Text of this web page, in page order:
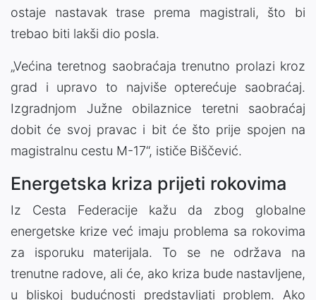
ostaje nastavak trase prema magistrali, što bi
trebao biti lakši dio posla.
„Većina teretnog saobraćaja trenutno prolazi kroz
grad i upravo to najviše opterećuje saobraćaj.
Izgradnjom Južne obilaznice teretni saobraćaj
dobit će svoj pravac i bit će što prije spojen na
magistralnu cestu M-17“, ističe Biščević.
Energetska kriza prijeti rokovima
Iz Cesta Federacije kažu da zbog globalne
energetske krize već imaju problema sa rokovima
za isporuku materijala. To se ne održava na
trenutne radove, ali će, ako kriza bude nastavljene,
u bliskoj budućnosti predstavljati problem. Ako